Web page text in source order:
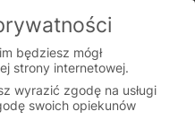
Polish website.
version.
będziesz mógł
strony internetowej.
wyrazić zgodę na usługi
swoich opiekunów